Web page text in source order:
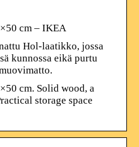
cm – IKEA
Hol-laatikko, jossa
kunnossa eikä purtu
cm. Solid wood, a
storage space